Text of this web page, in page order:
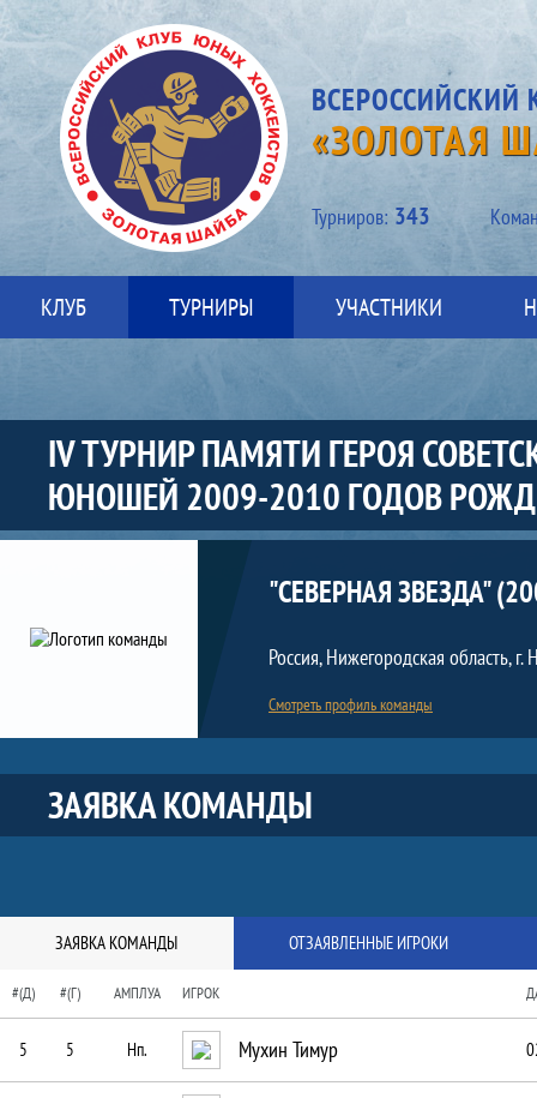
«ЗОЛОТАЯ
Турниров: 343
КЛУБ ТУРНИРЫ УЧАСТНИКИ
IV ТУРНИР ПАМЯТИ ГЕРОЯ
ЮНОШЕЙ 2009-2010 ГОДОВ
Команда
Краткая информация о команде
"СЕВЕРНАЯ ЗВЕЗДА"
Россия, Нижегородская область,
Смотреть профиль команды
ЗАЯВКА КОМАНДЫ
ЗАЯВКА КОМАНДЫ ОТЗАЯВЛЕННЫЕ ИГРОКИ
#(Д) #(Г) АМПЛУА ИГРОК
5 5 Нп. Мухин Тимур